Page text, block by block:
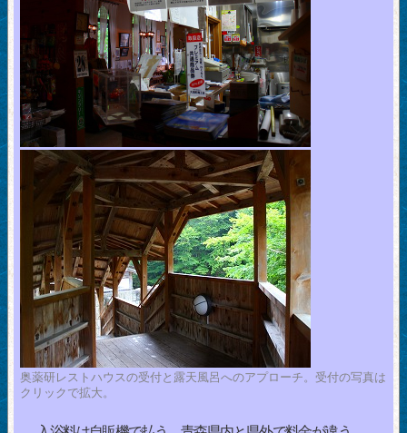
奥薬研レストハウスの受付と露天風呂へのアプローチ。受付の写真は
クリックで拡大。